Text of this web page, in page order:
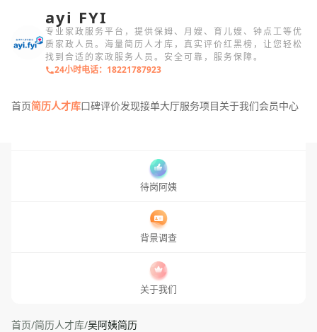
ayi FYI
专业家政服务平台，提供保姆、月嫂、育儿嫂、钟点工等优
质家政人员。海量简历人才库，真实评价红黑榜，让您轻松
找到合适的家政服务人员。安全可靠，服务保障。
24小时电话： 18221787923
首页简历人才库口碑评价发现接单大厅服务项目关于我们会员中心
待岗阿姨
背景调查
关于我们
首页/简历人才库/吴阿姨简历